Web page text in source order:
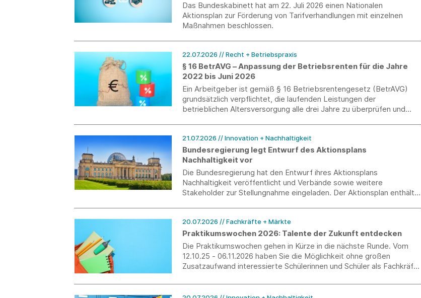
Das Bundeskabinett hat am 22. Juli 2026 einen Nationalen
Aktionsplan zur Förderung von Tarifverhandlungen mit einzelnen
Maßnahmen beschlossen.
22.07.2026 // Recht + Betriebspraxis
§ 16 BetrAVG – Anpassung der Betriebsrenten für die Jahre
2022 bis Juni 2026
Ein Arbeitgeber ist gemäß § 16 Betriebsrentengesetz (BetrAVG)
grundsätzlich verpflichtet, die laufenden Leistungen der
betrieblichen Altersversorgung alle drei Jahre zu überprüfen und
Verbraucherpreisindexes.
21.07.2026 // Innovation + Nachhaltigkeit
Bundesregierung legt Entwurf des Aktionsplans
Nachhaltigkeit vor
Die Bundesregierung hat den Entwurf ihres Aktionsplans
Nachhaltigkeit veröffentlicht und Verbände sowie weitere
Stakeholder zur Stellungnahme eingeladen. Der Aktionsplan enthält
20.07.2026 // Fachkräfte + Märkte
Praktikumswochen 2026: Talente der Zukunft entdecken
Die Praktikumswochen gehen in Kürze in die nächste Runde. Vom
12.10.25 - 06.11.2026 haben Sie die Möglichkeit ohne großen
Zusatzaufwand interessierte Schülerinnen und Schüler als Fachkräfte
und verzahnen Sie die Berufswelt mit der Schulwelt.